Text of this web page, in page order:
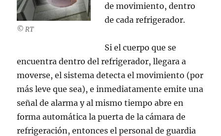
© RT
de movimiento, dentro
de cada refrigerador.
Si el cuerpo que se
encuentra dentro del refrigerador, llegara a
moverse, el sistema detecta el movimiento (por
más leve que sea), e inmediatamente emite una
señal de alarma y al mismo tiempo abre en
forma automática la puerta de la cámara de
refrigeración, entonces el personal de guardia